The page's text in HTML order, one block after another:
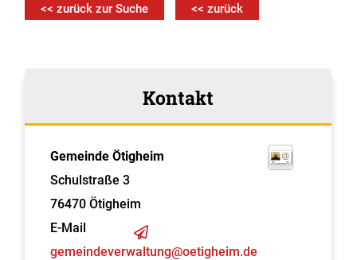
<< zurück zur Suche << zurück
Kontakt
Gemeinde Ötigheim
Schulstraße 3
76470 Ötigheim
E-Mail
gemeindeverwaltung@oetigheim.de